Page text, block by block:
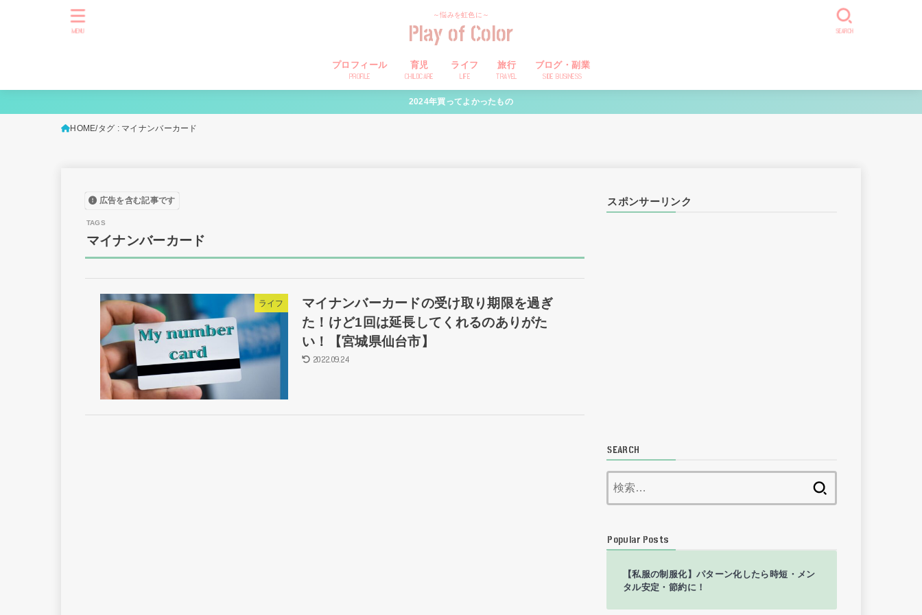
～悩みを虹色に～
Play of Color
プロフィール
PROFILE
育児
CHILDCARE
ライフ
LIFE
旅行
TRAVEL
ブログ・副業
SIDE BUSINESS
SEARCH
MENU
2024年買ってよかったもの
HOME タグ : マイナンバーカード
広告を含む記事です
マイナンバーカード
ライフ
マイナンバーカードの受け取り期限を過ぎ
た！けど1回は延長してくれるのありがた
い！【宮城県仙台市】
2022.09.24
スポンサーリンク
SEARCH
Popular Posts
【私服の制服化】パターン化したら時短・メン
タル安定・節約に！